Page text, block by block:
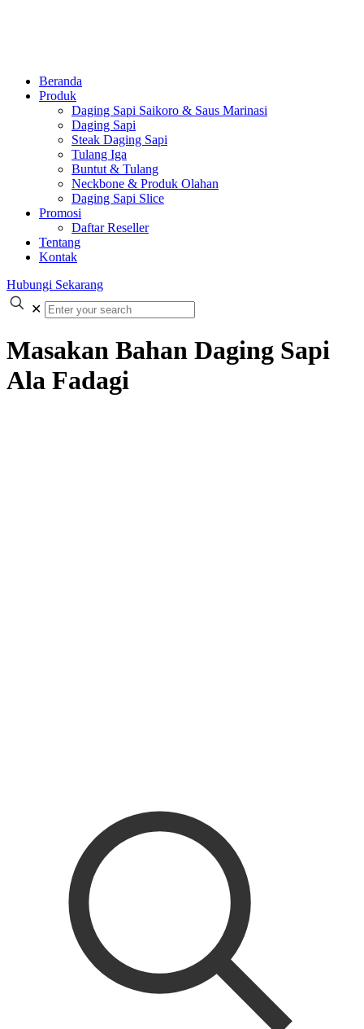
Beranda
Produk
Daging Sapi Saikoro & Saus Marinasi
Daging Sapi
Steak Daging Sapi
Tulang Iga
Buntut & Tulang
Neckbone & Produk Olahan
Daging Sapi Slice
Promosi
Daftar Reseller
Tentang
Kontak
Hubungi Sekarang
✕
Masakan Bahan Daging Sapi
Ala Fadagi